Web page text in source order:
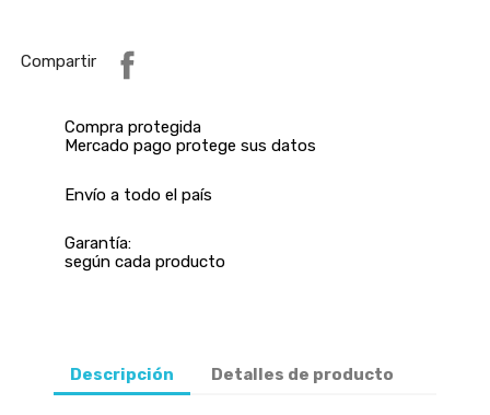
Compartir
Compra protegida
Mercado pago protege sus datos
Envío a todo el país
Garantía:
según cada producto
Descripción Detalles de producto